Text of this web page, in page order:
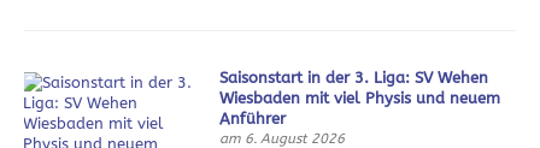
Saisonstart in der 3. Liga: SV Wehen
Wiesbaden mit viel Physis und neuem
Anführer
am 6. August 2026